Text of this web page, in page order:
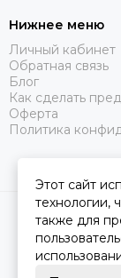
Нижнее меню
Личный кабинет
Обратная связь
Блог
Как сделать
Оферта
Политика
Этот сайт
технологии,
также для